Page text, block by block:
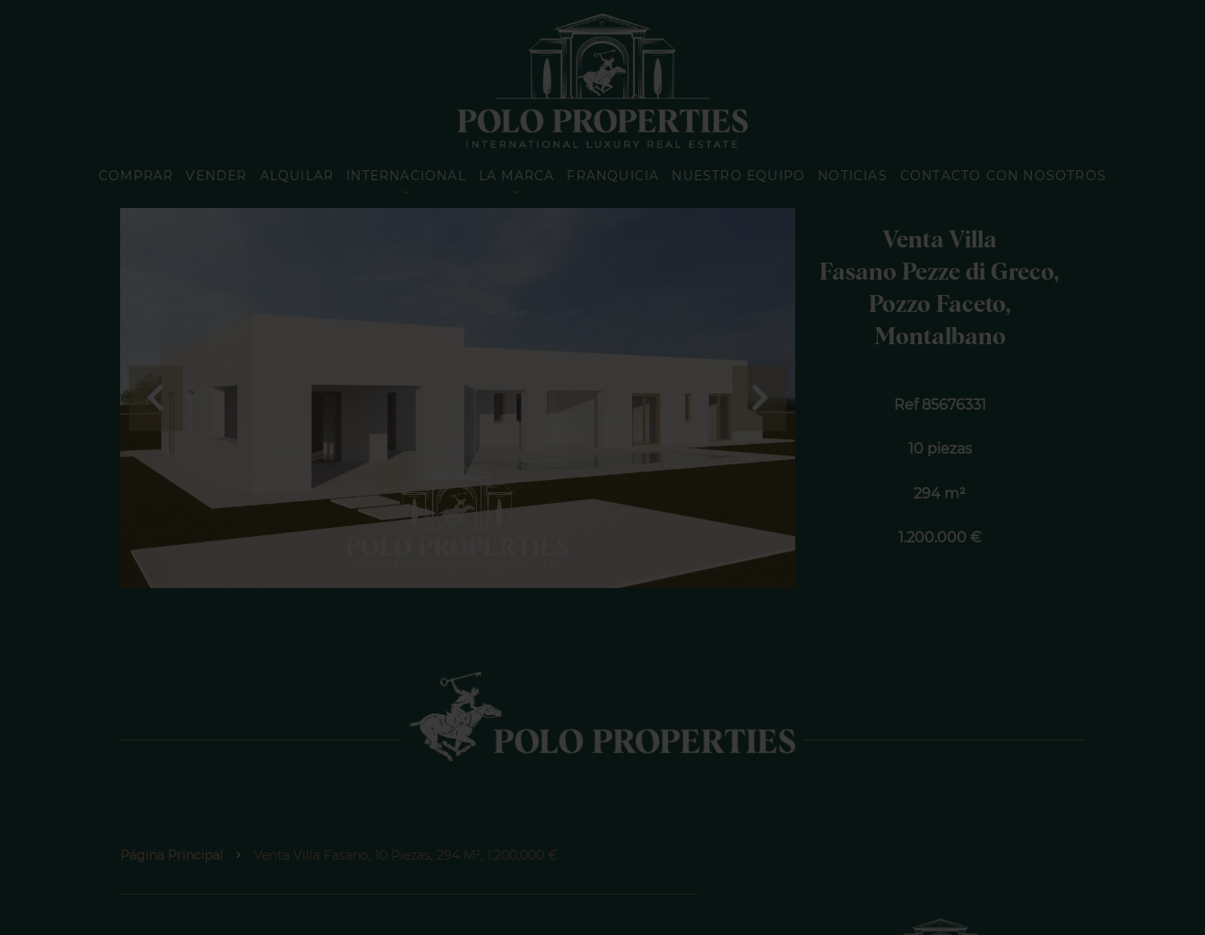
COMPRAR VENDER ALQUILAR INTERNACIONAL LA MARCA FRANQUICIA NUESTRO EQUIPO NOTICIAS CONTACTO CON NOSOTROS
Venta Villa
Fasano Pezze di Greco,
Pozzo Faceto,
Montalbano
Ref 85676331
10 piezas
294 m²
1.200.000 €
Página Principal Venta Villa Fasano, 10 Piezas, 294 M², 1.200.000 €